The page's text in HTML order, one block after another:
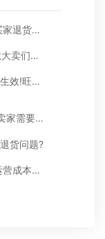
受美国暴风雪影响 亚马逊买家退货将面临延迟
汇率重回6.5!旺季快到!跨境大卖们纷纷在搞钱
注意，亚马逊这项政策即将生效!旺季物流成本能省不少!
亚马逊旺季即临，这9件事卖家需要注意！
货问题?
雪上加霜!亚马逊卖家不仅运营成本又提高了，还遇上美国人民疯狂退货!